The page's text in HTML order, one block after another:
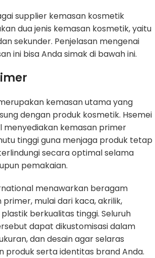
supplier kemasan kosmetik
dua jenis kemasan kosmetik, yaitu
sekunder. Penjelasan mengenai
ini bisa Anda simak di bawah ini.
kemasan utama yang
dengan produk kosmetik. Hsemei
menyediakan kemasan primer
tinggi guna menjaga produk tetap
secara optimal selama
pemakaian.
menawarkan beragam
mulai dari kaca, akrilik,
berkualitas tinggi. Seluruh
dapat dikustomisasi dalam
dan desain agar selaras
produk serta identitas brand Anda.